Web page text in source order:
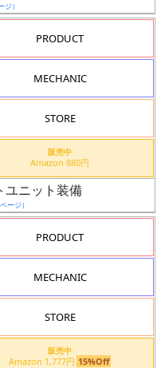
ジ）
PRODUCT
MECHANIC
STORE
販売中
Amazon 880円
ユニット装備
ージ）
PRODUCT
MECHANIC
STORE
販売中
Amazon 1,777円 15%Off